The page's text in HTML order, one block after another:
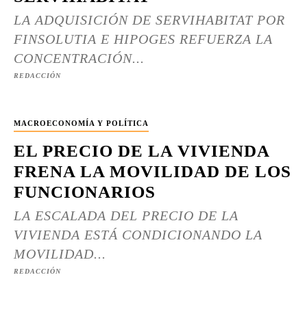
LA ADQUISICIÓN DE SERVIHABITAT POR
FINSOLUTIA E HIPOGES REFUERZA LA
CONCENTRACIÓN...
REDACCIÓN
MACROECONOMÍA Y POLÍTICA
EL PRECIO DE LA VIVIENDA
FRENA LA MOVILIDAD DE LOS
FUNCIONARIOS
LA ESCALADA DEL PRECIO DE LA
VIVIENDA ESTÁ CONDICIONANDO LA
MOVILIDAD...
REDACCIÓN